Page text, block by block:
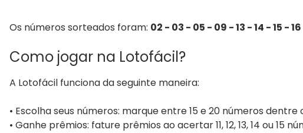
Os números sorteados foram: 02 - 03 - 05 - 09 - 13 - 14 - 15 -
Como jogar na Lotofácil?
A Lotofácil funciona da seguinte maneira:
• Escolha seus números: marque entre 15 e 20 números
• Ganhe prêmios: fature prêmios ao acertar 11, 12, 13, 14 ou 15